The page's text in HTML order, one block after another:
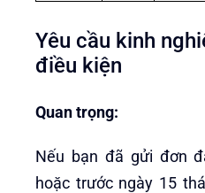
Yêu cầu kinh
điều kiện
Quan trọng:
Nếu bạn đã gửi đơn
hoặc trước ngày 15